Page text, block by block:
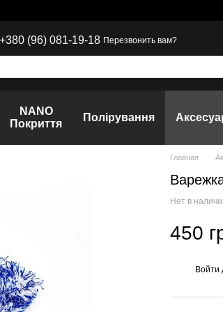
+380 (96) 081-19-18 Перезвонить вам?
NANO
Покриття
Полірування
Главная
Нет в
450
Войти